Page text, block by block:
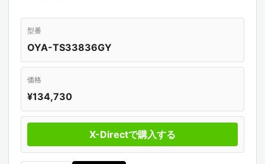
型番
OYA-TS33836GY
価格
¥134,730
X-Directで購入する